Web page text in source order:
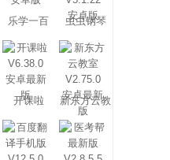
乐学一百 虫虫钢琴
开课啦
新东方云教
室